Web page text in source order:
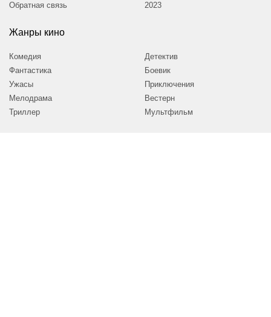
Обратная связь
2023
Жанры кино
Комедия
Фантастика
Ужасы
Мелодрама
Триллер
Детектив
Боевик
Приключения
Вестерн
Мультфильм